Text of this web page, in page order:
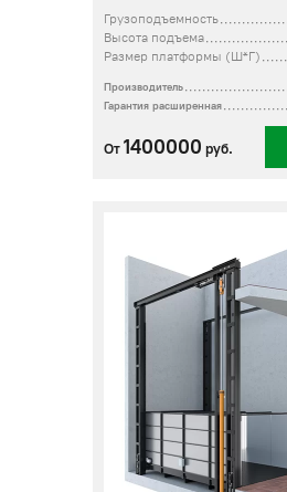
Грузоподъемность
Высота подъема
Размер платформы (Ш*Г)
Производитель
Гарантия расширенная
От 1400000 руб.